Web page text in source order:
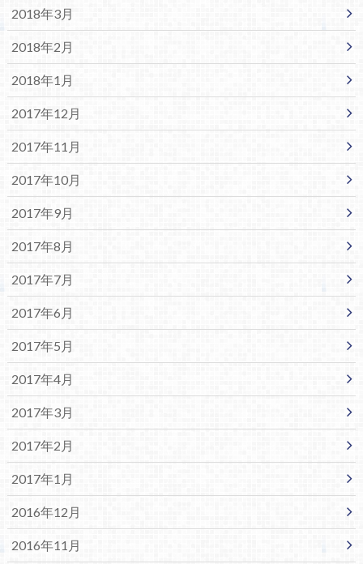
2018年3月
2018年2月
2018年1月
2017年12月
2017年11月
2017年10月
2017年9月
2017年8月
2017年7月
2017年6月
2017年5月
2017年4月
2017年3月
2017年2月
2017年1月
2016年12月
2016年11月